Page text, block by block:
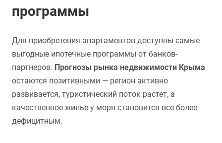
программы
Для приобретения апартаментов доступны самые
выгодные ипотечные программы от банков-
партнеров. Прогнозы рынка недвижимости Крыма
остаются позитивными — регион активно
развивается, туристический поток растет, а
качественное жилье у моря становится все более
дефицитным.